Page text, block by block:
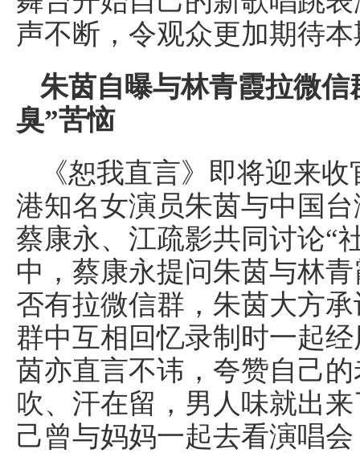
声不断，令观众更加期待
朱茵自曝与林青霞拉微
臭”苦恼
《恕我直言》即将迎来
港知名女演员朱茵与中国
蔡康永、江疏影共同讨论“
中，蔡康永提问朱茵与林
否有拉微信群，朱茵大方
群中互相回忆录制时一起
茵亦直言不讳，夸赞自己
吹、汗在留，男人味就出
己曾与妈妈一起去看演唱